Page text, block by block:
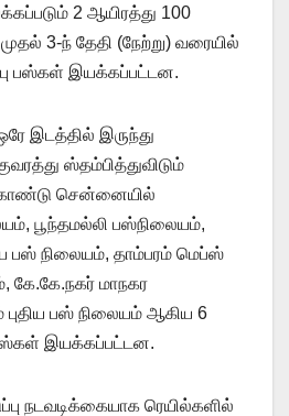
2 ஆயிரத்து 100
3-ந் தேதி (நேற்று) வரையில்
பஸ்கள் இயக்கப்பட்டன.
இடத்தில் இருந்து
ஸ்தம்பித்துவிடும்
சென்னையில்
பூந்தமல்லி பஸ்நிலையம்,
பஸ் நிலையம், தாம்பரம் மெப்ஸ்
மாநகர
பஸ் நிலையம் ஆகிய 6
இயக்கப்பட்டன.
நடவடிக்கையாக ரெயில்களில்